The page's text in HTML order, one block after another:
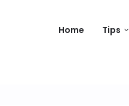
Home Tips